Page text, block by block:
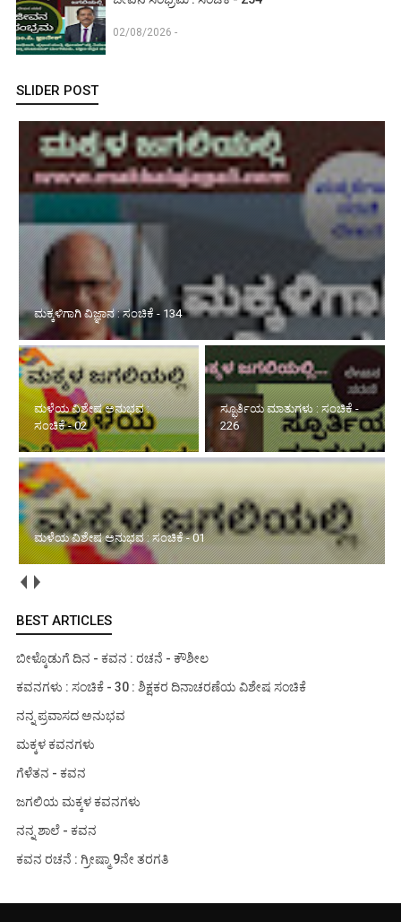
02/08/2026 -
SLIDER POST
ಮಕ್ಕಳಿಗಾಗಿ ವಿಜ್ಞಾನ : ಸಂಚಿಕೆ - 134
ಮಳೆಯ ವಿಶೇಷ ಅನುಭವ :
ಸಂಚಿಕೆ - 02
ಸ್ಫೂರ್ತಿಯ ಮಾತುಗಳು : ಸಂಚಿಕೆ -
226
ಮಳೆಯ ವಿಶೇಷ ಅನುಭವ : ಸಂಚಿಕೆ - 01
BEST ARTICLES
ಬೀಳ್ಕೊಡುಗೆ ದಿನ - ಕವನ : ರಚನೆ - ಕೌಶೀಲ
ಕವನಗಳು : ಸಂಚಿಕೆ - 30 : ಶಿಕ್ಷಕರ ದಿನಾಚರಣೆಯ ವಿಶೇಷ ಸಂಚಿಕೆ
ನನ್ನ ಪ್ರವಾಸದ ಅನುಭವ
ಮಕ್ಕಳ ಕವನಗಳು
ಗೆಳೆತನ - ಕವನ
ಜಗಲಿಯ ಮಕ್ಕಳ ಕವನಗಳು
ನನ್ನ ಶಾಲೆ - ಕವನ
ಕವನ ರಚನೆ : ಗ್ರೀಷ್ಮಾ 9ನೇ ತರಗತಿ